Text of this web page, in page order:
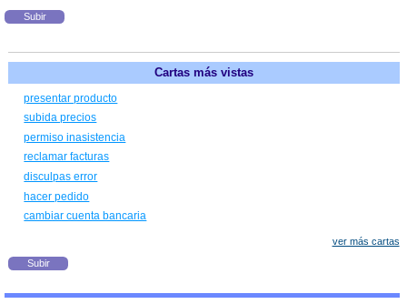
Subir
Cartas más vistas
presentar producto
subida precios
permiso inasistencia
reclamar facturas
disculpas error
hacer pedido
cambiar cuenta bancaria
ver más cartas
Subir